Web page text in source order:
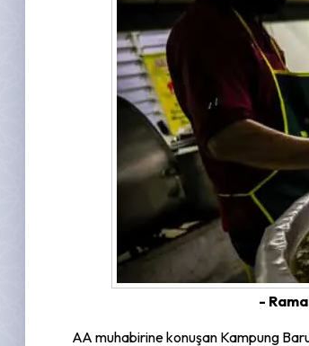
-
AA muhabirine konuşan Kampung